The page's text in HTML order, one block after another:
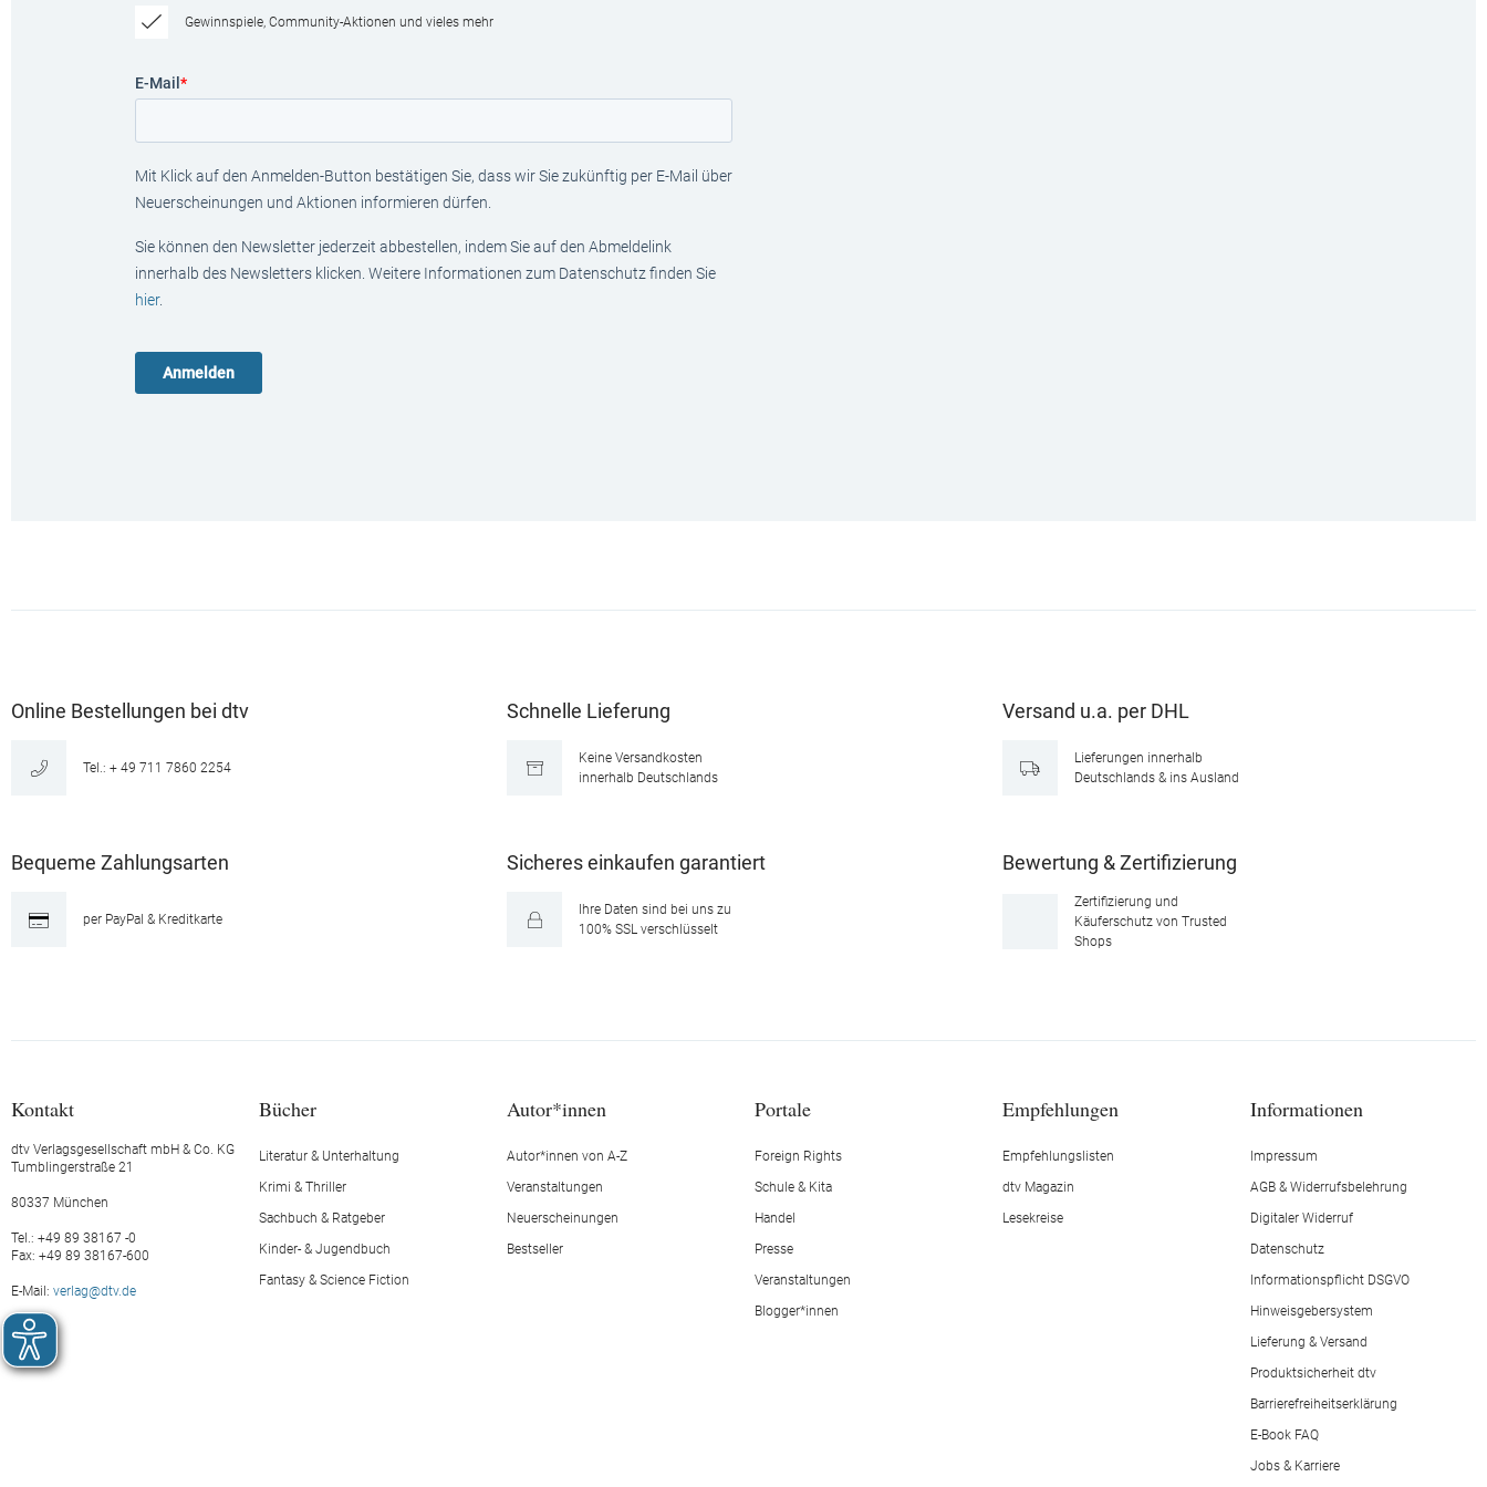
Gewinnspiele, Community-Aktionen und vieles mehr
E-Mail *
Mit Klick auf den Anmelden-Button bestätigen Sie, dass wir Sie zukünftig per E-Mail über
Neuerscheinungen und Aktionen informieren dürfen.
Sie können den Newsletter jederzeit abbestellen, indem Sie auf den Abmeldelink
innerhalb des Newsletters klicken. Weitere Informationen zum Datenschutz finden Sie
hier.
Online Bestellungen bei dtv
Tel.: + 49 711 7860 2254
Schnelle Lieferung
Keine Versandkosten
innerhalb Deutschlands
Versand u.a. per DHL
Lieferungen innerhalb
Deutschlands & ins Ausland
Bequeme Zahlungsarten
per PayPal & Kreditkarte
Sicheres einkaufen garantiert
Ihre Daten sind bei uns zu
100% SSL verschlüsselt
Bewertung & Zertifizierung
Zertifizierung und
Käuferschutz von Trusted
Shops
Kontakt
dtv Verlagsgesellschaft mbH & Co. KG
Tumblingerstraße 21
80337 München
Tel.: +49 89 38167 -0
Fax: +49 89 38167-600
E-Mail: verlag@dtv.de
Bücher
Literatur & Unterhaltung
Krimi & Thriller
Sachbuch & Ratgeber
Kinder- & Jugendbuch
Fantasy & Science Fiction
Autor*innen
Autor*innen von A-Z
Veranstaltungen
Neuerscheinungen
Bestseller
Portale
Foreign Rights
Schule & Kita
Handel
Presse
Veranstaltungen
Blogger*innen
Empfehlungen
Empfehlungslisten
dtv Magazin
Lesekreise
Informationen
Impressum
AGB & Widerrufsbelehrung
Digitaler Widerruf
Datenschutz
Informationspflicht DSGVO
Hinweisgebersystem
Lieferung & Versand
Produktsicherheit dtv
Barrierefreiheitserklärung
E-Book FAQ
Jobs & Karriere